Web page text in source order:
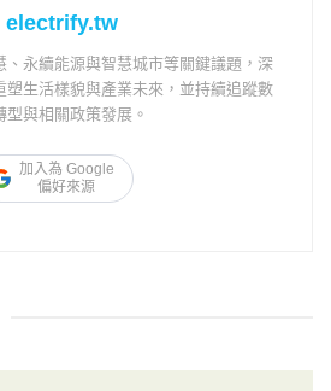
electrify.tw
、永續能源與智慧城市等關鍵議題，深
塑生活樣貌與產業未來，並持續追蹤數
型與相關政策發展。
加入為 Google
偏好來源